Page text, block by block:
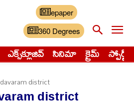
epaper
360 Degrees
ఎక్స్‌క్లూజివ్‌ సినిమా క్రైమ్ స్పోర్ట్స్
district
district